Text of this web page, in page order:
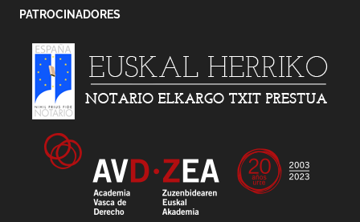
PATROCINADORES